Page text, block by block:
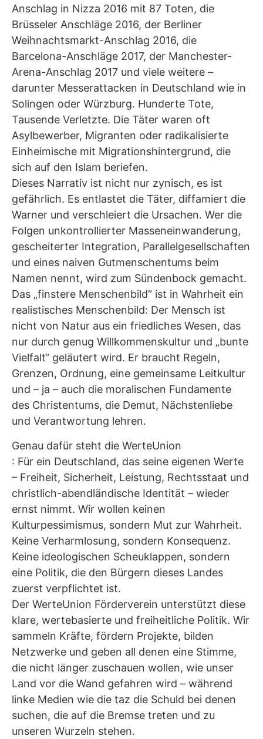
Anschlag in Nizza 2016 mit 87 Toten, die
Brüsseler Anschläge 2016, der Berliner
Weihnachtsmarkt-Anschlag 2016, die
Barcelona-Anschläge 2017, der Manchester-
Arena-Anschlag 2017 und viele weitere –
darunter Messerattacken in Deutschland wie in
Solingen oder Würzburg. Hunderte Tote,
Tausende Verletzte. Die Täter waren oft
Asylbewerber, Migranten oder radikalisierte
Einheimische mit Migrationshintergrund, die
sich auf den Islam beriefen.
Dieses Narrativ ist nicht nur zynisch, es ist
gefährlich. Es entlastet die Täter, diffamiert die
Warner und verschleiert die Ursachen. Wer die
Folgen unkontrollierter Masseneinwanderung,
gescheiterter Integration, Parallelgesellschaften
und eines naiven Gutmenschentums beim
Namen nennt, wird zum Sündenbock gemacht.
Das „finstere Menschenbild“ ist in Wahrheit ein
realistisches Menschenbild: Der Mensch ist
nicht von Natur aus ein friedliches Wesen, das
nur durch genug Willkommenskultur und „bunte
Vielfalt“ geläutert wird. Er braucht Regeln,
Grenzen, Ordnung, eine gemeinsame Leitkultur
und – ja – auch die moralischen Fundamente
des Christentums, die Demut, Nächstenliebe
und Verantwortung lehren.
Genau dafür steht die WerteUnion
: Für ein Deutschland, das seine eigenen Werte
– Freiheit, Sicherheit, Leistung, Rechtsstaat und
christlich-abendländische Identität – wieder
ernst nimmt. Wir wollen keinen
Kulturpessimismus, sondern Mut zur Wahrheit.
Keine Verharmlosung, sondern Konsequenz.
Keine ideologischen Scheuklappen, sondern
eine Politik, die den Bürgern dieses Landes
zuerst verpflichtet ist.
Der WerteUnion Förderverein unterstützt diese
klare, wertebasierte und freiheitliche Politik. Wir
sammeln Kräfte, fördern Projekte, bilden
Netzwerke und geben all denen eine Stimme,
die nicht länger zuschauen wollen, wie unser
Land vor die Wand gefahren wird – während
linke Medien wie die taz die Schuld bei denen
suchen, die auf die Bremse treten und zu
unseren Wurzeln stehen.